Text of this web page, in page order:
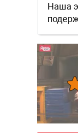
Наша